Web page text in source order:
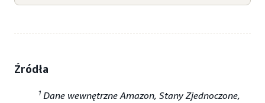
Źródła
1 Dane wewnętrzne Amazon, Stany Zjednoczone,